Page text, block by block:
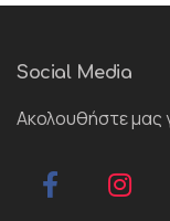
Social Media
Ακολουθήστε μας